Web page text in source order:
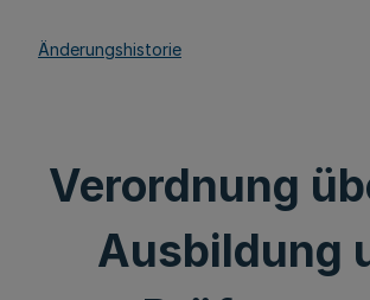
Änderungshistorie
Verordnung
Ausbildung